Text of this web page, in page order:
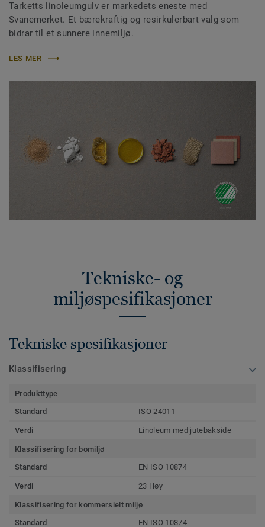
Tarketts linoleumgulv er markedets eneste med
Svanemerket. Et bærekraftig og resirkulerbart valg som
bidrar til et sunnere innemiljø.
LES MER
Tekniske- og
miljøspesifikasjoner
Tekniske spesifikasjoner
Klassifisering
Produkttype
Standard
ISO 24011
Verdi Linoleum med jutebakside
Klassifisering for bomiljø
Standard
EN ISO 10874
Verdi 23 Høy
Klassifisering for kommersielt miljø
Standard
EN ISO 10874